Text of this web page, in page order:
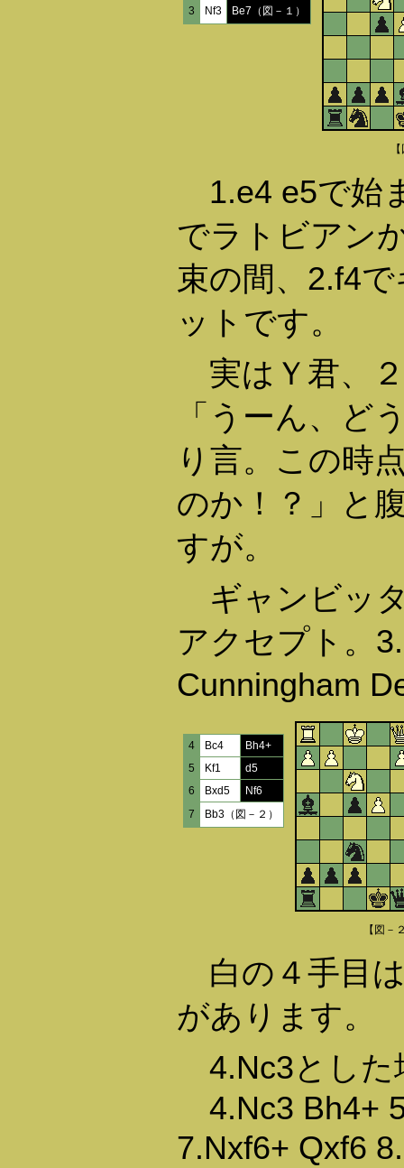
3
Nf3 Be7（図－１）
1.e4 e5で始
でラトビアン
束の間、2.f4
ットです。
実はＹ君、
「うーん、ど
り言。この時
のか！？」と
すが。
ギャンビッ
アクセプト。
Cunningham
4 Bc4
Bh4+
5
Kf1
d5
6
Bxd5
Nf6
7
Bb3（図－２）
【図－
白の４手目
があります。
4.Nc3とした
4.Nc3 Bh4+
7.Nxf6+ Qxf6